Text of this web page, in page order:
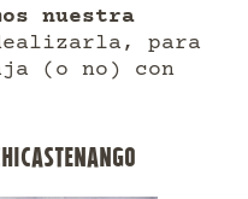
nuestra
para
(o no) con